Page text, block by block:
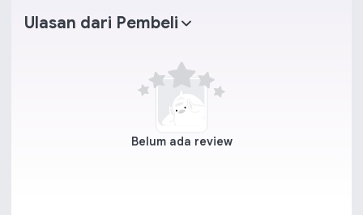
Ulasan dari Pembeli
Belum ada review